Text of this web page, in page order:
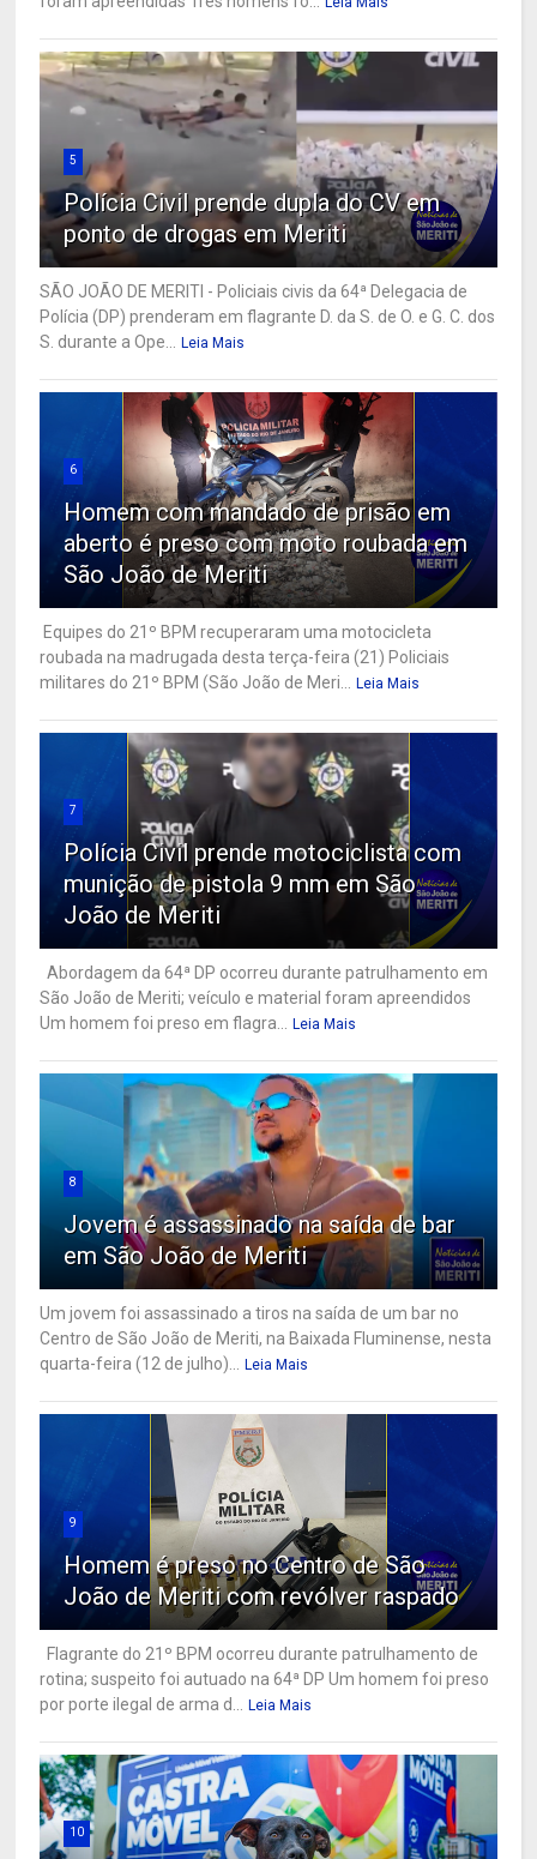
5
Polícia Civil prende dupla do CV em
ponto de drogas em Meriti
SÃO JOÃO DE MERITI - Policiais civis da 64ª Delegacia de
Polícia (DP) prenderam em flagrante D. da S. de O. e G. C. dos
S. durante a Ope... Leia Mais
6
Homem com mandado de prisão em
aberto é preso com moto roubada em
São João de Meriti
Equipes do 21º BPM recuperaram uma motocicleta
roubada na madrugada desta terça-feira (21) Policiais
militares do 21º BPM (São João de Meri... Leia Mais
7
Polícia Civil prende motociclista com
munição de pistola 9 mm em São
João de Meriti
Abordagem da 64ª DP ocorreu durante patrulhamento em
São João de Meriti; veículo e material foram apreendidos
Um homem foi preso em flagra... Leia Mais
8
Jovem é assassinado na saída de bar
em São João de Meriti
Um jovem foi assassinado a tiros na saída de um bar no
Centro de São João de Meriti, na Baixada Fluminense, nesta
quarta-feira (12 de julho)... Leia Mais
9
Homem é preso no Centro de São
João de Meriti com revólver raspado
Flagrante do 21º BPM ocorreu durante patrulhamento de
rotina; suspeito foi autuado na 64ª DP Um homem foi preso
por porte ilegal de arma d... Leia Mais
10